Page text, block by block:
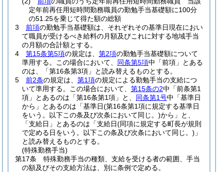
定年前再任用短時間勤務職員の勤勉手当基礎額に100分
の51.25を乗じて得た額の総額
3
前項の勤勉手当基礎額は、それぞれその基準日現在におい
て職員が受けるべき給料の月額及びこれに対する地域手当
の月額の合計額とする。
4
第15条第5項の規定は、 第2項の勤勉手当基礎額について
準用する。
この場合において、 同条第5項中「前項」とある
のは、「第16条第3項」と読み替えるものとする。
5
前2条の規定は、 第1項の規定による勤勉手当の支給につ
いて準用する。
この場合において、 第15条の2中「前条第1
項」とあるのは「第16条第1項」と、 同条第1号中「基準日
から」とあるのは「基準日(第16条第1項に規定する基準日
をいう。以下この条及び次条において同じ。)から」と、
「支給日」とあるのは「支給日(同項に規定する町長が規則
で定める日をいう。以下この条及び次条において同じ。) 」
と読み替えるものとする。
(特殊勤務手当)
第17条
特殊勤務手当の種類、支給を受ける者の範囲、手当
の額及びその支給方法は、別に条例で定める。